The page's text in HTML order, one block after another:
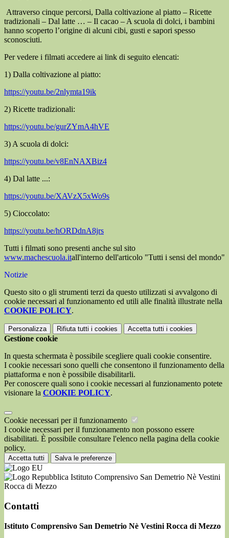
Attraverso cinque percorsi, Dalla coltivazione al piatto – Ricette
tradizionali – Dal latte … – Il cacao – A scuola di dolci, i bambini
hanno scoperto l’origine di alcuni cibi, gusti e sapori spesso
sconosciuti.
Per vedere i filmati accedere ai link di seguito elencati:
1) Dalla coltivazione al piatto:
https://youtu.be/2nlymta19ik
2) Ricette tradizionali:
https://youtu.be/gurZYmA4hVE
3) A scuola di dolci:
https://youtu.be/v8EnNAXBiz4
4) Dal latte ...:
https://youtu.be/XAVzX5xWo9s
5) Cioccolato:
https://youtu.be/hORDdnA8jrs
Tutti i filmati sono presenti anche sul sito
www.machescuola.itall'interno dell'articolo "Tutti i sensi del mondo"
Notizie
Questo sito o gli strumenti terzi da questo utilizzati si avvalgono di
cookie necessari al funzionamento ed utili alle finalità illustrate nella
COOKIE POLICY.
Personalizza Rifiuta tutti i cookies Accetta tutti i cookies
Gestione cookie
In questa schermata è possibile scegliere quali cookie consentire.
I cookie necessari sono quelli che consentono il funzionamento della
piattaforma e non è possibile disabilitarli.
Per conoscere quali sono i cookie necessari al funzionamento potete
visionare la COOKIE POLICY.
Cookie necessari per il funzionamento
I cookie necessari per il funzionamento non possono essere
disabilitati. È possibile consultare l'elenco nella pagina della cookie
policy.
Accetta tutti Salva le preferenze
Istituto Comprensivo San Demetrio Nè Vestini
Rocca di Mezzo
Contatti
Istituto Comprensivo San Demetrio Nè Vestini Rocca di Mezzo